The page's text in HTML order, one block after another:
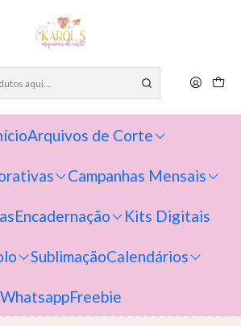
Arquivos de Corte
Campanhas Mensais
Encadernação Kits Digitais
SublimaçãoCalendários
WhatsappFreebie